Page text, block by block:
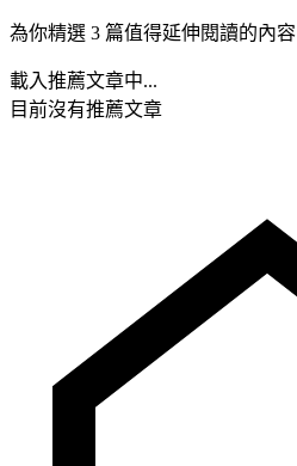
為你精選 3 篇值得延伸閱讀的內容
載入推薦文章中...
目前沒有推薦文章